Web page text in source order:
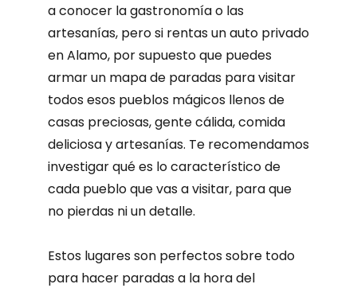
a conocer la gastronomía o las
artesanías, pero si rentas un auto privado
en Alamo, por supuesto que puedes
armar un mapa de paradas para visitar
todos esos pueblos mágicos llenos de
casas preciosas, gente cálida, comida
deliciosa y artesanías. Te recomendamos
investigar qué es lo característico de
cada pueblo que vas a visitar, para que
no pierdas ni un detalle.
Estos lugares son perfectos sobre todo
para hacer paradas a la hora del